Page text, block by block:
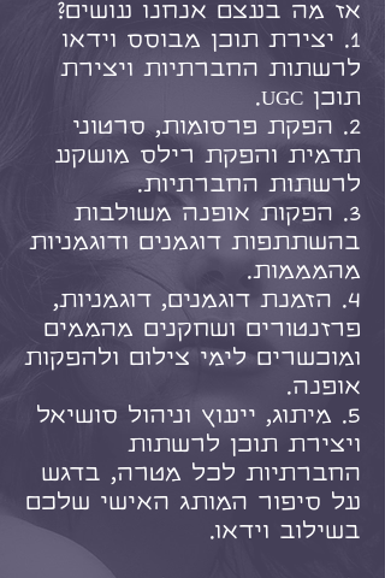
אז מה בעצם אנחנו עושים?
1. יצירת תוכן מבוסס וידאו
לרשתות החברתיות ויצירת
תוכן UGC.
2. הפקת פרסומות, סרטוני
תדמית והפקת רילס מושקע
לרשתות החברתיות.
3. הפקות אופנה משולבות
בהשתתפות דוגמנים ודוגמניות
מהמממות.
4. הזמנת דוגמנים, דוגמניות,
פרזנטורים ושחקנים מהממים
ומוכשרים לימי צילום ולהפקות
אופנה.
5. מיתוג, ייעוץ וניהול סושיאל
ויצירת תוכן לרשתות
החברתיות לכל מטרה,​ בדגש
על סיפור המותג האישי שלכם
בשילוב וידאו.